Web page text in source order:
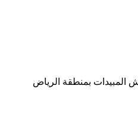
بمنطقة الرياض